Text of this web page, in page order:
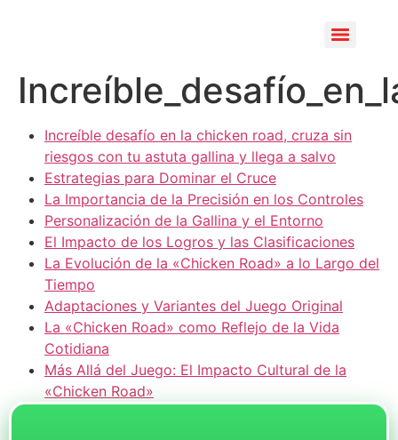
Increíble desafío en la chicken road, cruza sin
riesgos con tu astuta gallina y llega a salvo
Estrategias para Dominar el Cruce
La Importancia de la Precisión en los Controles
Personalización de la Gallina y el Entorno
El Impacto de los Logros y las Clasificaciones
La Evolución de la «Chicken Road» a lo Largo del
Tiempo
Adaptaciones y Variantes del Juego Original
La «Chicken Road» como Reflejo de la Vida
Cotidiana
Más Allá del Juego: El Impacto Cultural de la
«Chicken Road»